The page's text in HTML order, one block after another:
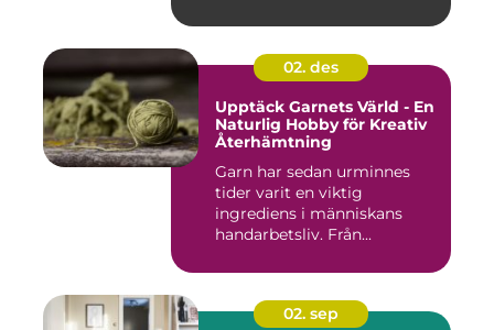
02. des
Upptäck Garnets Värld - En
Naturlig Hobby för Kreativ
Återhämtning
Garn har sedan urminnes
tider varit en viktig
ingrediens i människans
handarbetsliv. Från...
02. sep